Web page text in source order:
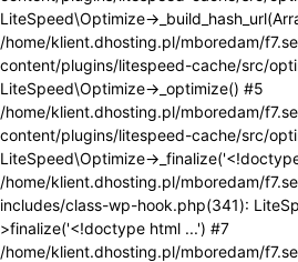
LiteSpeed\Optimize-
/home/klient.dhosting.pl/mboredam/
content/plugins/litespeed-cache/src/
LiteSpeed\Optimize->_optimize() #5
/home/klient.dhosting.pl/mboredam/
content/plugins/litespeed-cache/src/
LiteSpeed\Optimize-
/home/klient.dhosting.pl/mboredam/
includes/class-wp-hook.php(341):
>finalize('<!doctype html ...') #7
/home/klient.dhosting.pl/mboredam/